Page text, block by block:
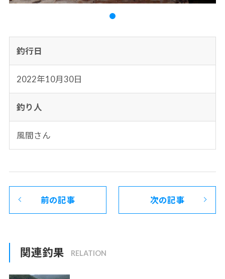
釣行日
2022年10月30日
釣り人
風間さん
前の記事 次の記事
関連釣果